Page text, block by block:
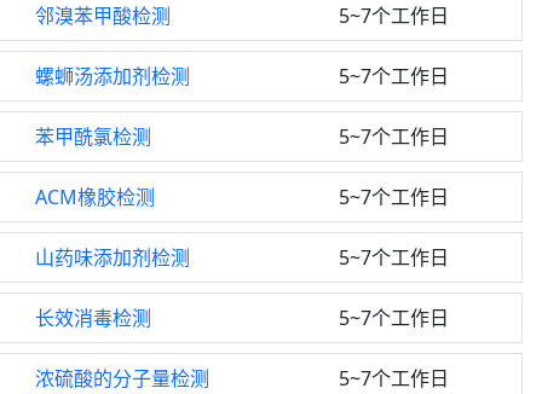
邻溴苯甲酸检测 5~7个工作日
螺蛳汤添加剂检测 5~7个工作日
苯甲酰氯检测 5~7个工作日
ACM橡胶检测 5~7个工作日
山药味添加剂检测 5~7个工作日
长效消毒检测 5~7个工作日
浓硫酸的分子量检测 5~7个工作日